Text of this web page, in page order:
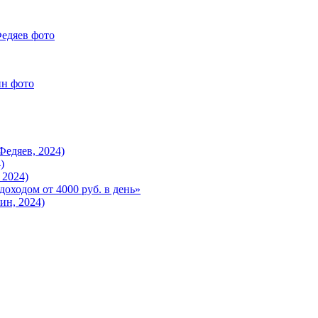
2024)
от 4000 руб. в день»
2024)